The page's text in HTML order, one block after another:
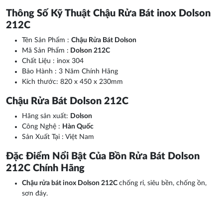
Thông Số Kỹ Thuật Chậu Rửa Bát inox Dolson
212C
Tên Sản Phẩm : Chậu Rửa Bát Dolson
Mã Sản Phẩm : Dolson 212C
Chất Liệu : inox 304
Bảo Hành : 3 Năm Chính Hãng
Kích thước: 820 x 450 x 230mm
Chậu Rửa Bát Dolson 212C
Hãng sản xuất: Dolson
Công Nghệ : Hàn Quốc
Sản Xuất Tại : Việt Nam
Đặc Điểm Nổi Bật Của Bồn Rửa Bát Dolson
212C Chính Hãng
Chậu rửa bát inox Dolson 212C chống rỉ, siêu bền, chống ồn,
sơn đáy.